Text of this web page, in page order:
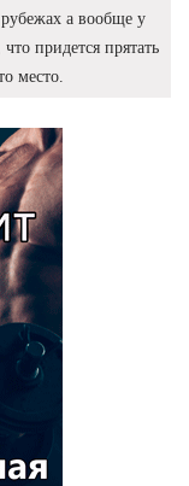
рубежах а вообще у
придется прятать
место.